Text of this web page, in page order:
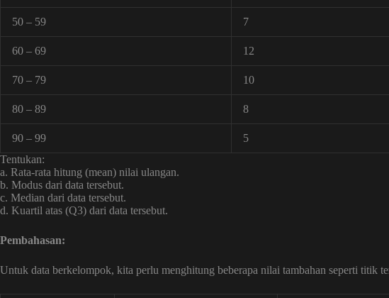
50 – 59 7
60 – 69 12
70 – 79 10
80 – 89 8
90 – 99
5
Tentukan:
a. Rata-rata hitung (mean) nilai ulangan.
b. Modus dari data tersebut.
c. Median dari data tersebut.
d. Kuartil atas (Q3) dari data tersebut.
Pembahasan:
Untuk data berkelompok, kita perlu menghitung beberapa nilai tambahan seperti titik